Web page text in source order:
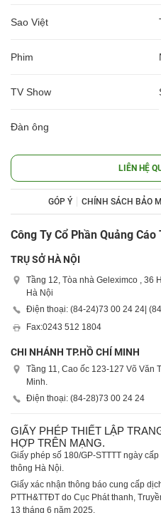
Sao Việt
Phim
TV Show
Đàn ông
LIÊN HỆ
GÓP Ý CHÍNH SÁCH BẢO
Công Ty Cổ Phần Quảng
TRỤ SỞ HÀ NỘI
Tầng 12, Tòa nhà Geleximco , 36
Hà Nội
Điện thoại: (84-24)73 00 24 24 |
Fax:0243 512 1804
CHI NHÁNH TP.HỒ CHÍ MINH
Tầng 11, Cao ốc 123-127 Võ Văn
Minh.
Điện thoại: (84-28)73 00 24 24
GIẤY PHÉP THIẾT LẬP
HỢP TRÊN MẠNG.
Giấy phép số 180/GP-STTTT ngày
thông Hà Nội.
Giấy xác nhận thông báo cung cấp
PTTH&TTĐT do Cục Phát thanh,
13 tháng 6 năm 2025.